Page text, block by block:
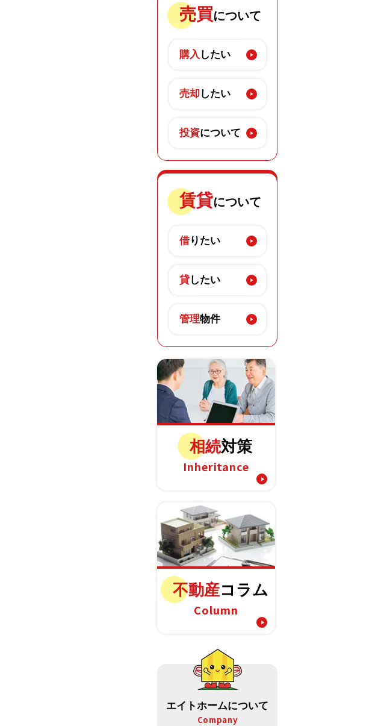
売買について
購入 したい
売却したい
投資について
賃貸について
借りたい
貸したい
管理物件
相続対策
Inheritance
不動産コラム
Column
エイトホームについて
Company